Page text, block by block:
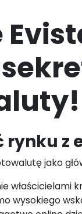
rynku z
jako
wysokiego